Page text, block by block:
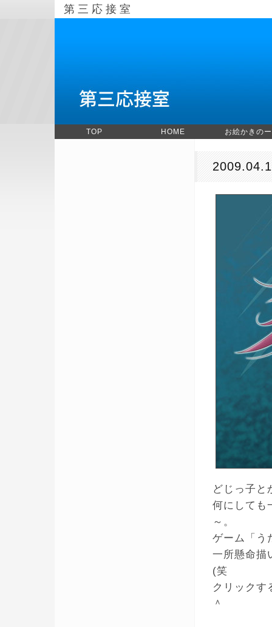
第三応接室
TOP HOME お絵かきの
どじっ子と
何にしても
～。
ゲーム「う
一所懸命描
(笑
クリックす
＾